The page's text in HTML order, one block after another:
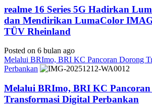
realme 16 Series 5G Hadirkan
dan Mendirikan LumaColor
TÜV Rheinland
Posted on 6 bulan ago
Melalui BRImo, BRI KC Pancoran Dorong
Perbankan
Melalui BRImo, BRI KC
Transformasi Digital Perbankan